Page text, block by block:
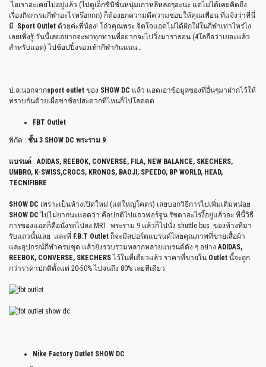
ไอเราอะเคยไปอยู่แล้ว (ไปดูเอ็กซิบิชั่นหนุ่มเกาหลีหล่อๆอะนะ แต่ไม่ได้เคยคิดถึง
เรื่องกิจกรรมกีฬาอะไรหร๊อกกก) ก็ต้องยกความดีความชอบให้คุณเพื่อน ที่แจ้งว่าที่นี่
มี Sport Outlet ด้วยค่ะพี่น้อง! โถ่วคุณพระ จิตใจแอดไม่ได้ฝักใฝ่ในกีฬาเท่าไหร่ไง
เลยเพิ่งรู้ วันนี้เลยอยากจะพาทุกท่านที่อยากจะไปวิ่งมาราธอน (4โลถือว่าเยอะแล้ว
สำหรับแอด) ไปช้อปปิ้งรองเท้ากีฬากันนนน…
ป.ล.นอกจากsport outlet ของ SHOW DC แล้ว แอดเอาข้อมูลของที่อื่นๆมาฝากไว้ให้
ทราบกันด้วยเผื่อขาช้อปสะดวกที่ไหนก็ไปโลดดด
FBT Outlet
พิกัด : ชั้น 3 SHOW DC พระราม 9
แบรนด ์ : ADIDAS, REEBOK, CONVERSE, FILA, NEW BALANCE, SKECHERS,
UMBRO, K-SWISS,CROCS, KRONOS, BAOJI, SPEEDO, BP WORLD, HEAD,
TECNIFIBRE
SHOW DC เพราะเป็นห้างเปิดใหม่ (แต่ใหญ่โคตร) เลยบอกวิธีการไปเพิ่มเติมหน่อย
SHOW DC ไปไม่ยากนะแอดว่า คือปกติไปแถวฟอร์จูน รัชดาอะไรงี้อยู่แล้วอะ ทีนี้วิธี
การของแอดก็คือนั่งรถไปลง MRT พระราม 9 แล้วก็ไปนั่ง shuttle bus ของห้างที่มา
รับแถวนั้นเลย และที่ F.B.T Outlet ก็จะมีสปอร์ตแบรนด์ไทยคุณภาพที่ขายเสื้อผ้า
และอุปกรณ์กีฬาครบชุด แล้วยังรวบรวมหลากหลายแบรนด์ดัง ๆ อย่างADIDAS,
REEBOK, CONVERSE, SKECHERS ไว้ในที่เดียวแล้ว ราคาที่ขายใน Outlet นี้จะถูก
กว่าราคาปกติตั้งแต่ 20-50% ไปจนถึง 80% เลยทีเดียว
Nike Factory Outlet SHOW DC